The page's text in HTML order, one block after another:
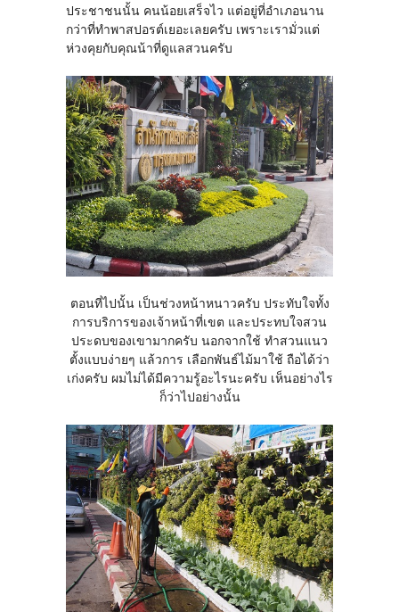
ประชาชนนั้น คนน้อยเสร็จไว แต่อยู่ที่อำเภอนาน
กว่าที่ทำพาสปอรต์เยอะเลยครับ เพราะเรามั่วแต่
ห่วงคุยกับคุณน้าที่ดูแลสวนครับ
ตอนที่ไปนั้น เป็นช่วงหน้าหนาวครับ ประทับใจทั้ง
การบริการของเจ้าหน้าที่เขต และประทบใจสวน
ประดบของเขามากครับ นอกจากใช้ ทำสวนแนว
ตั้งแบบง่ายๆ แล้วการ เลือกพันธ์ไม้มาใช้ ถือได้ว่า
เก่งครับ ผมไม่ได้มีความรู้อะไรนะครับ เห็นอย่างไร
ก็ว่าไปอย่างนั้น